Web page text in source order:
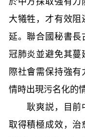
大犧牲，才有效
延。聯合國秘書
冠肺炎並避免其
際社會需保持強
情時出現污名化的
耿爽説，目前
取得積極成效，治